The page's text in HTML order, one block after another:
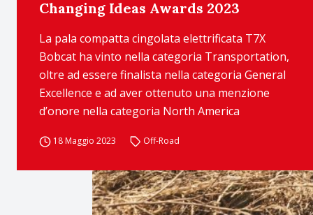
Changing Ideas Awards 2023
La pala compatta cingolata elettrificata T7X
Bobcat ha vinto nella categoria Transportation,
oltre ad essere finalista nella categoria General
Excellence e ad aver ottenuto una menzione
d’onore nella categoria North America
18 Maggio 2023 Off-Road